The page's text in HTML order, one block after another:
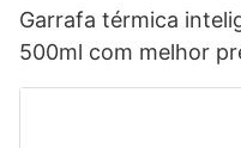
Garrafa térmica
500ml com melhor